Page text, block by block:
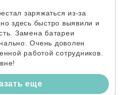
заряжаться из-за
здесь быстро выявили и
Замена батареи
Очень доволен
работой сотрудников.
еще